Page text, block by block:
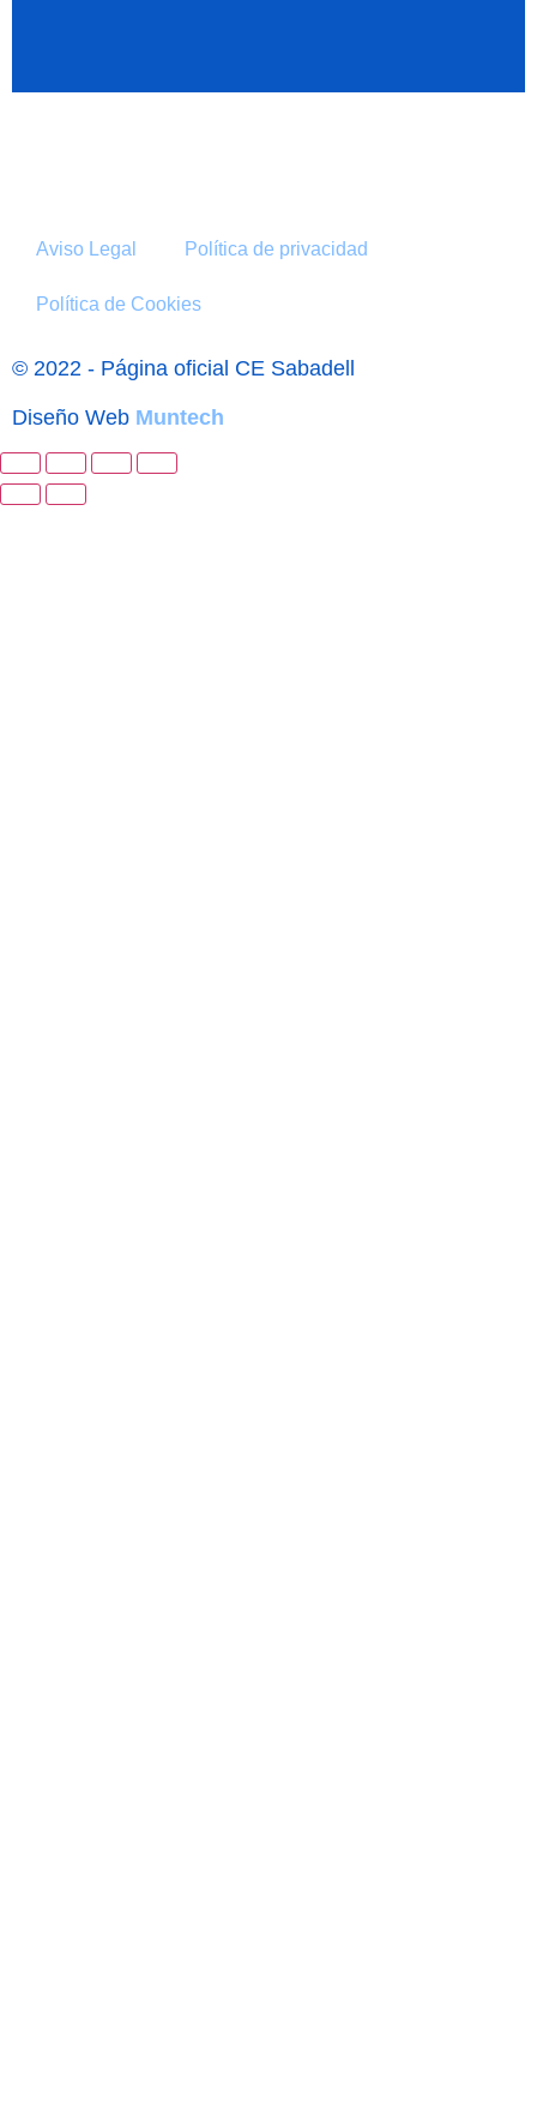
Aviso Legal Política de privacidad
Política de Cookies
© 2022 - Página oficial CE Sabadell
Diseño Web Muntech